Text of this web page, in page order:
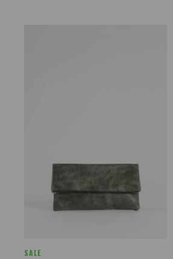
SALE